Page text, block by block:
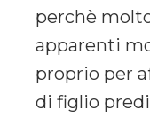
perchè
apparenti
proprio per
di figlio